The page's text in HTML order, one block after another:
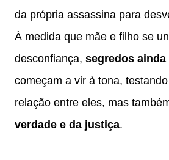
da própria assassina para
À medida que mãe e filho se
desconfiança, segredos
começam a vir à tona,
relação entre eles, mas
verdade e da justiça.